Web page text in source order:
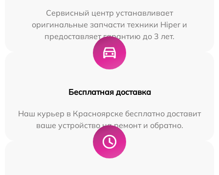
Сервисный центр устанавливает
оригинальные запчасти техники Hiper и
предоставляет гарантию до 3 лет.
Бесплатная доставка
Наш курьер в Красноярске бесплатно доставит
ваше устройство на ремонт и обратно.